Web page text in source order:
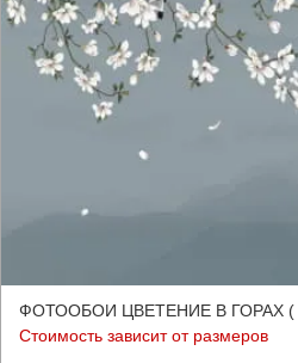
ФОТООБОИ ЦВЕТЕНИЕ В ГОРАХ (
Стоимость зависит от размеров